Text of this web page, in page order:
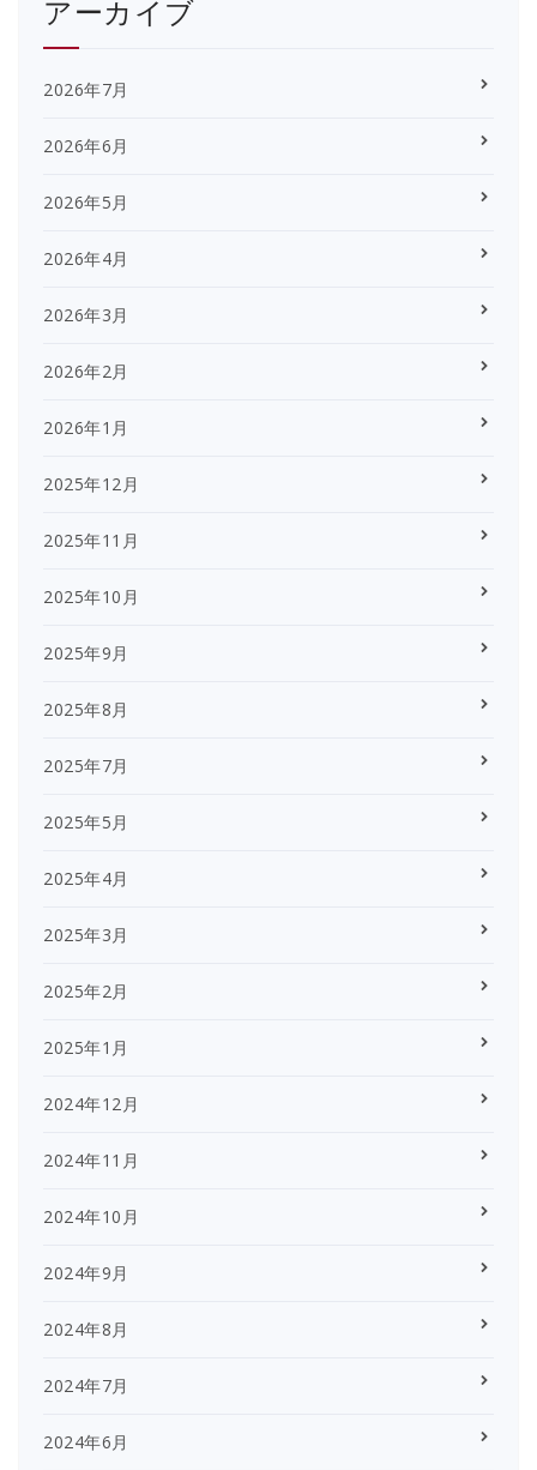
アーカイブ
2026年7月
2026年6月
2026年5月
2026年4月
2026年3月
2026年2月
2026年1月
2025年12月
2025年11月
2025年10月
2025年9月
2025年8月
2025年7月
2025年5月
2025年4月
2025年3月
2025年2月
2025年1月
2024年12月
2024年11月
2024年10月
2024年9月
2024年8月
2024年7月
2024年6月